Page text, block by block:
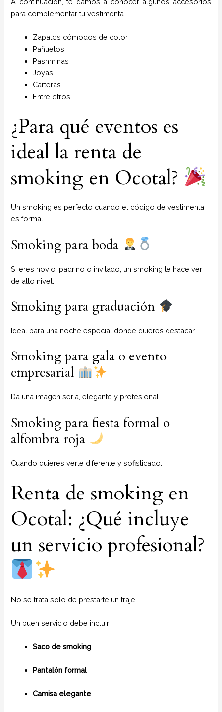
A continuación, te damos a conocer algunos accesorios
para complementar tu vestimenta.
Zapatos cómodos de color.
Pañuelos
Pashminas
Joyas
Carteras
Entre otros.
¿Para qué eventos es
ideal la renta de
smoking en Ocotal?
Un smoking es perfecto cuando el código de vestimenta
es formal.
Smoking para boda
Si eres novio, padrino o invitado, un smoking te hace ver
de alto nivel.
Smoking para graduación
Ideal para una noche especial donde quieres destacar.
Smoking para gala o evento
empresarial
Da una imagen seria, elegante y profesional.
Smoking para fiesta formal o
alfombra roja
Cuando quieres verte diferente y sofisticado.
Renta de smoking en
Ocotal: ¿Qué incluye
un servicio profesional?
No se trata solo de prestarte un traje.
Un buen servicio debe incluir:
Saco de smoking
Pantalón formal
Camisa elegante